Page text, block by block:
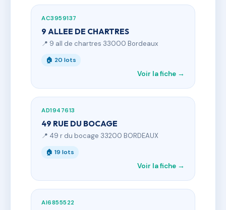
AC3959137
9 ALLEE DE CHARTRES
📍 9 all de chartres 33000 Bordeaux
🏠 20 lots
Voir la fiche →
AD1947613
49 RUE DU BOCAGE
📍 49 r du bocage 33200 BORDEAUX
🏠 19 lots
Voir la fiche →
AI6855522